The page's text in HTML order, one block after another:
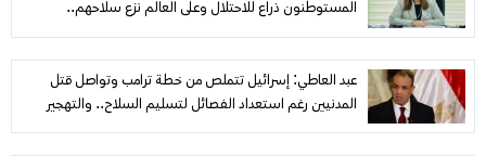
المستوطنون ذراع للاحتلال وعلى العالم نزع سلاحهم..
عبد العاطي: إسرائيل تتملص من خطة ترامب وتواصل قتل
المدنيين رغم استعداد الفصائل لتسليم السلاح.. والتهجير
والضم «خطوط حمراء»